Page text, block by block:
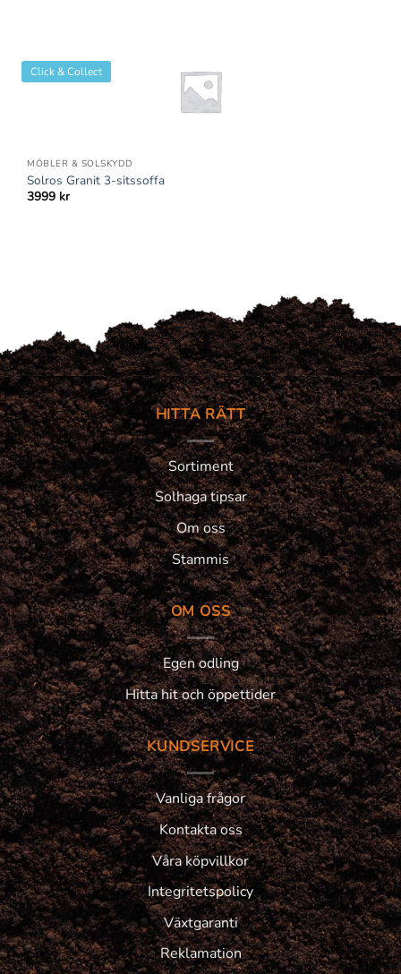
Click & Collect
MÖBLER & SOLSKYDD
Solros Granit 3-sitssoffa
3999 kr
HITTA RÄTT
Sortiment
Solhaga tipsar
Om oss
Stammis
OM OSS
Egen odling
Hitta hit och öppettider
KUNDSERVICE
Vanliga frågor
Kontakta oss
Våra köpvillkor
Integritetspolicy
Växtgaranti
Reklamation